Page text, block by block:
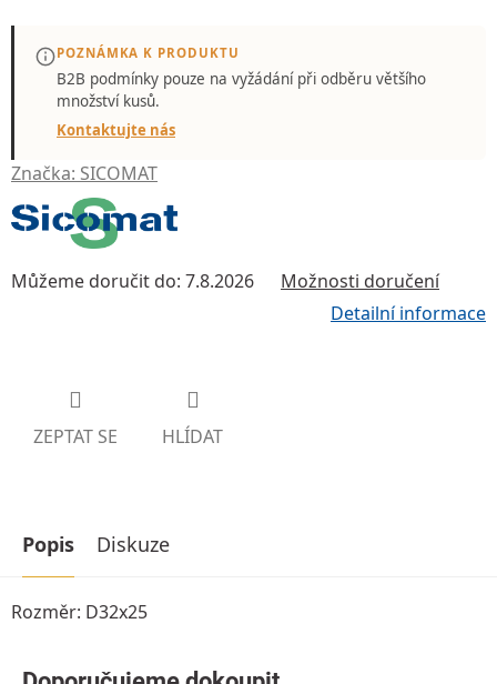
Značka: SICOMAT
Můžeme doručit do: 7.8.2026 Možnosti doručení
Detailní informace
ZEPTAT SE HLÍDAT
POZNÁMKA K PRODUKTU
B2B podmínky pouze na vyžádánípři odběru většího
množství kusů.
Kontaktujte nás
Popis Diskuze
Rozměr: D32x25